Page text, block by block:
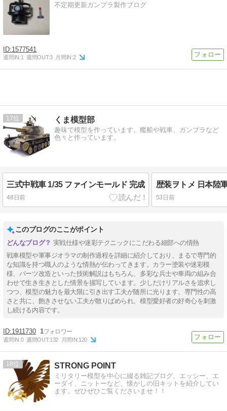
不定期更新ガンプラ製作ブログ
1577541
週間IN:1 週間OUT:3 月間IN:2
17 くま模型部
趣味で模型を作っています。艦船や戦車、ガンプラなど
色々と作っています。
三式中戦車 1/35 ファインモールド 完成
48日前 53日前
このブログのここがポイント
実戦仕様や迷彩テクニックにこだわる細部への情熱
戦車模型や軍事ジオラマの制作過程を詳細に紹介しており、まるで専門的
な知識を持つ職人のような情熱が伝わってきます。カラー塗装や迷彩模
様、パーツ改造といった技術解説はもちろん、多彩な兵士や車両の組み合
わせで生き生きとした情景を描写しています。少しだけリアルさを追求し
つつ、模型の魅力を最大限に引き出す工夫が随所に光ります。専門性の高
さと共に、飽きさせない工夫が散りばめられ、模型愛好者の好奇心を刺激
し続ける内容です。
1911730 1
週間IN:0 週間OUT:132 月間IN:120
18 STRONG POINT
ミリタリー模型を中心に綴る雑記ブログ。エッシー、エ
ーダイ、ニットーなど、懐かしの旧キットを紹介してい
ます。ぜひぜひご覧くださいませ！！